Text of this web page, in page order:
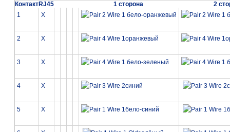
КонтактRJ45 1 сторона
2
1
X бело-оранжевый
2 X оранжевый
3 X бело-зеленый
4 X синий
5 X бело-синий